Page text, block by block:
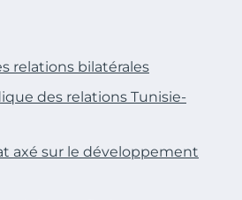
relations bilatérales
des relations Tunisie-
axé sur le développement